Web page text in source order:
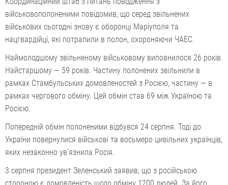
військовополоненими повідомив, що серед звільнених
військових сьогодні знову є оборонці Маріуполя та
нацгвардійці, які потрапили в полон, охороняючи ЧАЕС.
Наймолодшому звільненому військовому виповнилося 26 років.
Найстаршому — 59 років. Частину полонених звільнили в
рамках Стамбульських домовленостей з Росією, частину — в
рамках чергового обміну. Цей обмін став 69 між Україною та
Росією.
Попередній обмін полоненими відбувся 24 серпня. Тоді до
України повернулися військові та восьмеро цивільних українців,
яких незаконно увʼязнила Росія.
3 серпня президент Зеленський заявив, що з російською